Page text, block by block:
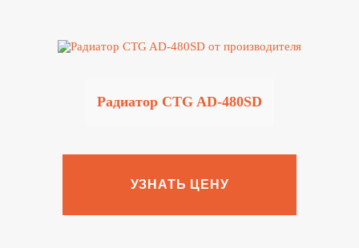
Радиатор CTG AD-480SD
УЗНАТЬ ЦЕНУ